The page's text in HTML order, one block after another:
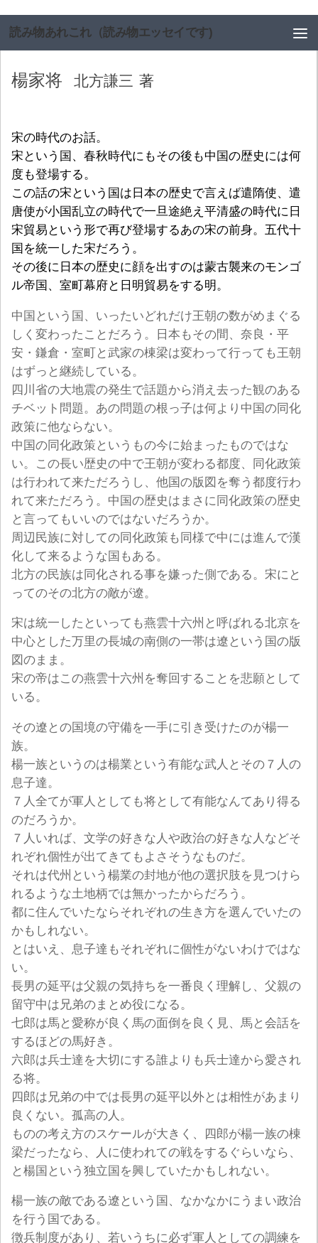
読み物あれこれ（読み物エッセイです)
楊家将 北方謙三 著
宋の時代のお話。
宋という国、春秋時代にもその後も中国の歴史には何
度も登場する。
この話の宋という国は日本の歴史で言えば遣隋使、遣
唐使が小国乱立の時代で一旦途絶え平清盛の時代に日
宋貿易という形で再び登場するあの宋の前身。五代十
国を統一した宋だろう。
その後に日本の歴史に顔を出すのは蒙古襲来のモンゴ
ル帝国、室町幕府と日明貿易をする明。
中国という国、いったいどれだけ王朝の数がめまぐる
しく変わったことだろう。日本もその間、奈良・平
安・鎌倉・室町と武家の棟梁は変わって行っても王朝
はずっと継続している。
四川省の大地震の発生で話題から消え去った観のある
チベット問題。あの問題の根っ子は何より中国の同化
政策に他ならない。
中国の同化政策というもの今に始まったものではな
い。この長い歴史の中で王朝が変わる都度、同化政策
は行われて来ただろうし、他国の版図を奪う都度行わ
れて来ただろう。中国の歴史はまさに同化政策の歴史
と言ってもいいのではないだろうか。
周辺民族に対しての同化政策も同様で中には進んで漢
化して来るような国もある。
北方の民族は同化される事を嫌った側である。宋にと
ってのその北方の敵が遼。
宋は統一したといっても燕雲十六州と呼ばれる北京を
中心とした万里の長城の南側の一帯は遼という国の版
図のまま。
宋の帝はこの燕雲十六州を奪回することを悲願として
いる。
その遼との国境の守備を一手に引き受けたのが楊一
族。
楊一族というのは楊業という有能な武人とその７人の
息子達。
７人全てが軍人としても将として有能なんてあり得る
のだろうか。
７人いれば、文学の好きな人や政治の好きな人などそ
れぞれ個性が出てきてもよさそうなものだ。
それは代州という楊業の封地が他の選択肢を見つけら
れるような土地柄では無かったからだろう。
都に住んでいたならそれぞれの生き方を選んでいたの
かもしれない。
とはいえ、息子達もそれぞれに個性がないわけではな
い。
長男の延平は父親の気持ちを一番良く理解し、父親の
留守中は兄弟のまとめ役になる。
七郎は馬と愛称が良く馬の面倒を良く見、馬と会話を
するほどの馬好き。
六郎は兵士達を大切にする誰よりも兵士達から愛され
る将。
四郎は兄弟の中では長男の延平以外とは相性があまり
良くない。孤高の人。
ものの考え方のスケールが大きく、四郎が楊一族の棟
梁だったなら、人に使われての戦をするぐらいなら、
と楊国という独立国を興していたかもしれない。
楊一族の敵である遼という国、なかなかにうまい政治
を行う国である。
徴兵制度があり、若いうちに必ず軍人としての調練を